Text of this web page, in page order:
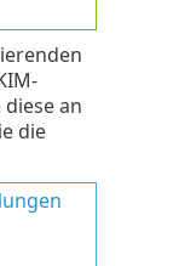
an
die